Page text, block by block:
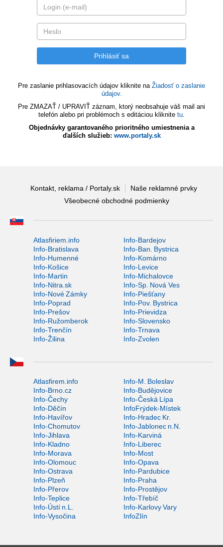
Pre zaslanie prihlasovacích údajov kliknite na Žiadosť o zaslanie
údajov.
Pre ZMAZAŤ / UPRAVIŤ záznam, ktorý neobsahuje váš mail ani
telefón alebo pri problémoch s editáciou kliknite tu.
Objednávky garantovaného prioritného umiestnenia a
ďalších služieb: www.portaly.sk
Kontakt, reklama / Portaly.sk
Naše reklamné prvky
Všeobecné obchodné podmienky
Atlasfiriem.info
Info-Bardejov
Info-Bratislava
Info-Ban. Bystrica
Info-Humenné
Info-Komárno
Info-Košice
Info-Levice
Info-Martin
Info-Michalovce
Info-Nitra.sk
Info-Sp. Nová Ves
Info-Nové Zámky
Info-Piešťany
Info-Poprad
Info-Pov. Bystrica
Info-Prešov
Info-Prievidza
Info-Ružomberok
Info-Slovensko
Info-Trenčín
Info-Trnava
Info-Žilina
Info-Zvolen
Atlasfirem.info
Info-M. Boleslav
Info-Brno.cz
Info-Budějovice
Info-Čechy
Info-Česká Lípa
Info-Děčín
InfoFrýdek-Místek
Info-Havířov
Info-Hradec Kr.
Info-Chomutov
Info-Jablonec n.N.
Info-Jihlava
Info-Karviná
Info-Kladno
Info-Liberec
Info-Morava
Info-Most
Info-Olomouc
Info-Opava
Info-Ostrava
Info-Pardubice
Info-Plzeň
Info-Praha
Info-Přerov
Info-Prostějov
Info-Teplice
Info-Třebíč
Info-Ústí n.L.
Info-Karlovy Vary
Info-Vysočina
InfoZlín